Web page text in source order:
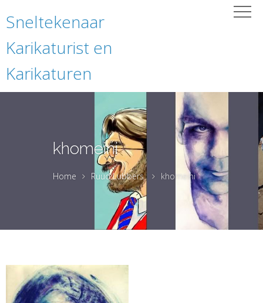
Sneltekenaar
Karikaturist en
Karikaturen
khomeini
Home Ruud Lubbers khomeini